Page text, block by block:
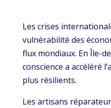
Les crises
vulnérabilité des
flux mondiaux. En Île-
conscience a accéléré
plus résilients.
Les artisans